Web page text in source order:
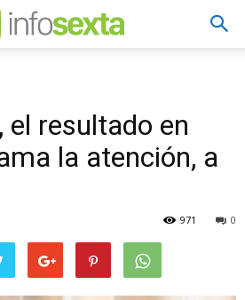
el resultado en
la atención, a
0
971